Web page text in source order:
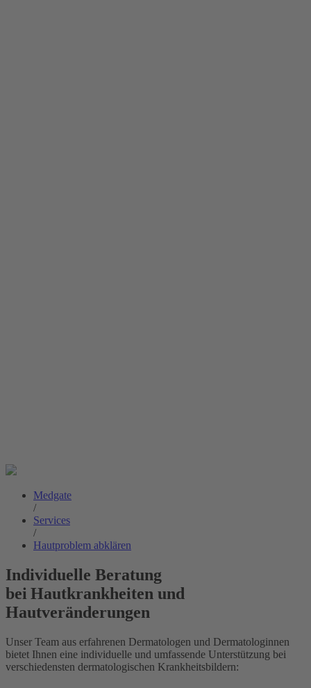
Medgate
/
Services
/
Hautproblem abklären
Individuelle Beratung
bei Hautkrankheiten und
Hautveränderungen
Unser Team aus erfahrenen Dermatologen und Dermatologinnen
bietet Ihnen eine individuelle und umfassende Unterstützung bei
verschiedensten dermatologischen Krankheitsbildern: